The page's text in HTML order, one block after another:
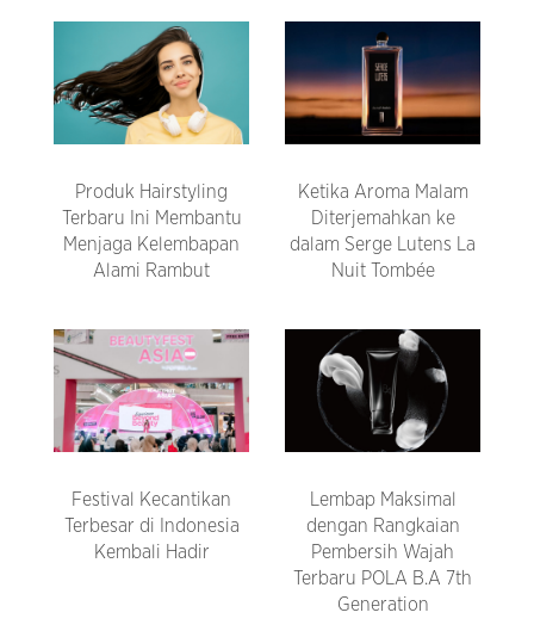
Produk Hairstyling
Terbaru Ini Membantu
Menjaga Kelembapan
Alami Rambut
Ketika Aroma Malam
Diterjemahkan ke
dalam Serge Lutens La
Nuit Tombée
Festival Kecantikan
Terbesar di Indonesia
Kembali Hadir
Lembap Maksimal
dengan Rangkaian
Pembersih Wajah
Terbaru POLA B.A 7th
Generation